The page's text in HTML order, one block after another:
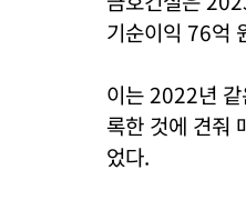
기순이익 76억
이는 2022년
록한 것에 견줘
었다.